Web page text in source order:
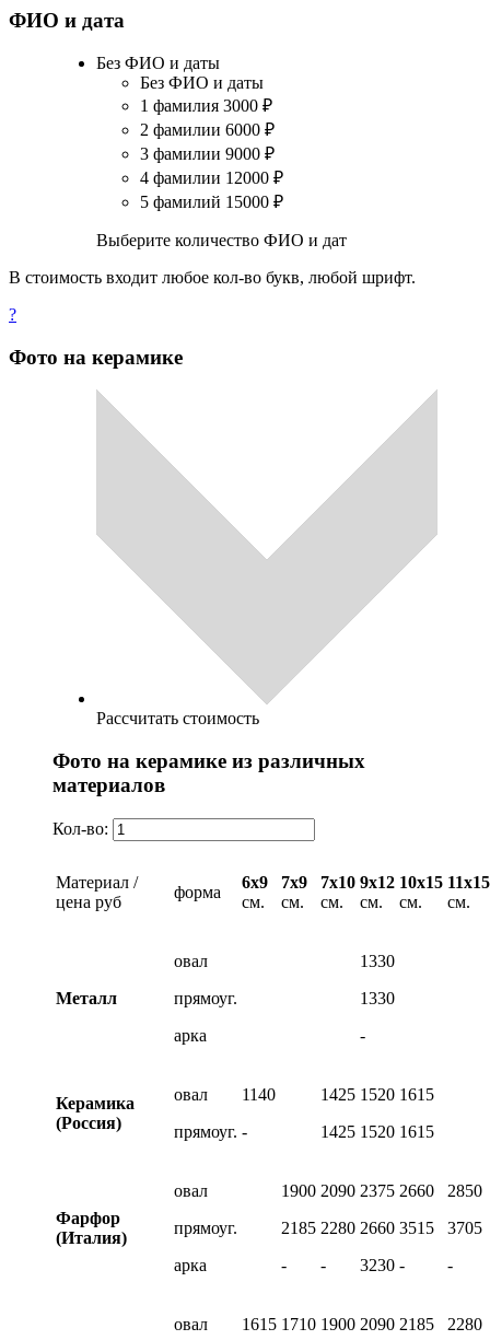
ФИО и дата
Без ФИО и даты
Без ФИО и даты
1 фамилия 3000 ₽
2 фамилии 6000 ₽
3 фамилии 9000 ₽
4 фамилии 12000 ₽
5 фамилий 15000 ₽
Выберите количество ФИО и дат
В стоимость входит любое кол-во букв, любой шрифт.
?
Фото на керамике
Рассчитать стоимость
Фото на керамике из различных
материалов
Кол-во:
Материал /
цена руб
форма
6х9
см.
7х9
см.
7х10
см.
9х12
см.
10х15
см.
11х15
см.
Металл
овал
прямоуг.
арка
1330
1330
-
Керамика
(Россия)
овал
прямоуг.
1140
-
1425
1425
1520
1520
1615
1615
Фарфор
(Италия)
овал
прямоуг.
арка
1900
2185
-
2090
2280
-
2375
2660
3230
2660
3515
-
2850
3705
-
овал
1615 1710 1900 2090 2185
2280